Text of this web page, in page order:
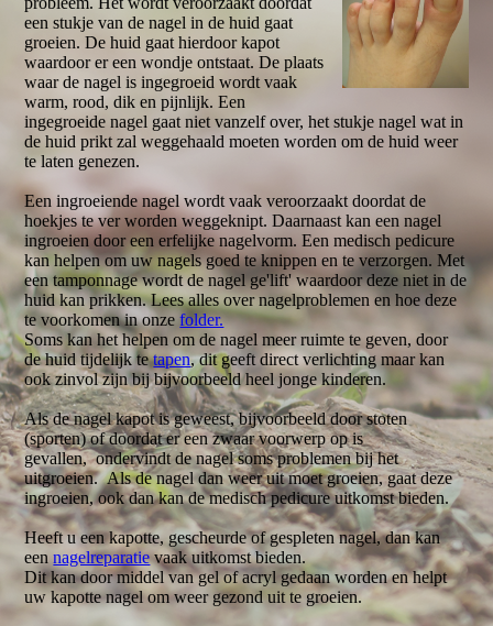
een stukje van de nagel in de huid gaat
groeien. De huid gaat hierdoor kapot
waardoor er een wondje ontstaat. De plaats
waar de nagel is ingegroeid wordt vaak
warm, rood, dik en pijnlijk. Een
ingegroeide nagel gaat niet vanzelf over, het stukje nagel wat in
de huid prikt zal weggehaald moeten worden om de huid weer
te laten genezen.
Een ingroeiende nagel wordt vaak veroorzaakt doordat de
hoekjes te ver worden weggeknipt. Daarnaast kan een nagel
ingroeien door een erfelijke nagelvorm. Een medisch pedicure
kan helpen om uw nagels goed te knippen en te verzorgen. Met
een tamponnage wordt de nagel ge'lift' waardoor deze niet in de
huid kan prikken. Lees alles over nagelproblemen en hoe deze
te voorkomen in onzefolder.
Soms kan het helpen om de nagel meer ruimte te geven, door
de huid tijdelijk tetapen, dit geeft direct verlichting maar kan
ook zinvol zijn bij bijvoorbeeld heel jonge kinderen.
Als de nagel kapot is geweest, bijvoorbeeld door stoten
(sporten) of doordat er een zwaar voorwerp op is
gevallen, ondervindt de nagel soms problemen bij het
uitgroeien. Als de nagel dan weer uit moet groeien, gaat deze
ingroeien, ook dan kan de medisch pedicure uitkomst bieden.
Heeft u een kapotte, gescheurde of gespleten nagel, dan kan
eennagelreparatievaak uitkomst bieden.
Dit kan door middel van gel of acryl gedaan worden en helpt
uw kapotte nagel om weer gezond uit te groeien.